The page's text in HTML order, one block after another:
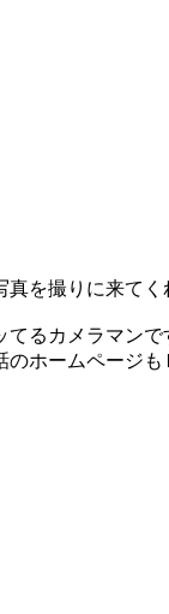
を撮りに来てく
るカメラマンで
ホームページも